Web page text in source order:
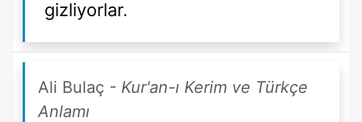
gizliyorlar.
Ali Bulaç - Kur'an-ı Kerim ve Türkçe
Anlamı